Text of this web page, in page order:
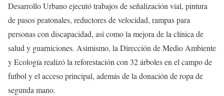
Desarrollo Urbano ejecutó trabajos de señalización vial, pintura
de pasos peatonales, reductores de velocidad, rampas para
personas con discapacidad, así como la mejora de la clínica de
salud y guarniciones. Asimismo, la Dirección de Medio Ambiente
y Ecología realizó la reforestación con 32 árboles en el campo de
futbol y el acceso principal, además de la donación de ropa de
segunda mano.